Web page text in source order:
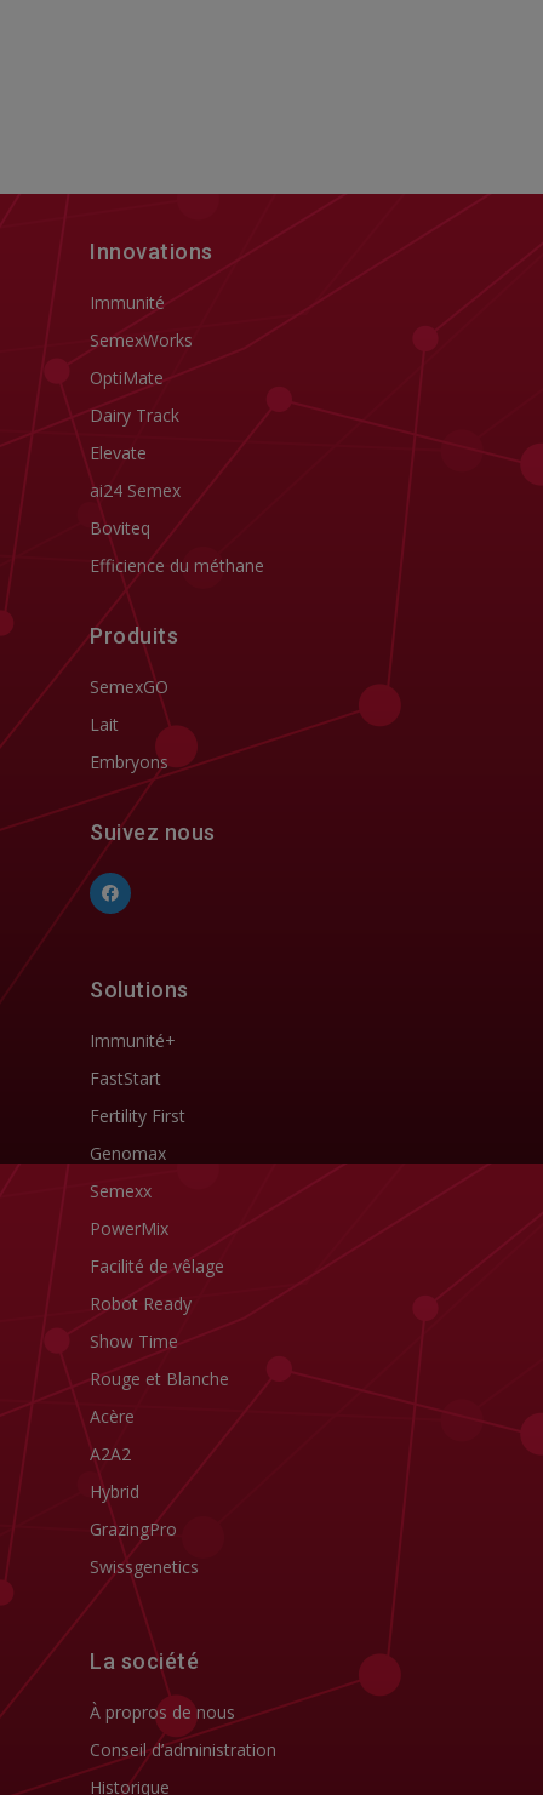
Innovations
Immunité
SemexWorks
OptiMate
Dairy Track
Elevate
ai24 Semex
Boviteq
Efficience du méthane
Produits
SemexGO
Lait
Embryons
Suivez nous
Solutions
Immunité+
FastStart
Fertility First
Genomax
Semexx
PowerMix
Facilité de vêlage
Robot Ready
Show Time
Rouge et Blanche
Acère
A2A2
Hybrid
GrazingPro
Swissgenetics
La société
À propros de nous
Conseil d’administration
Historique